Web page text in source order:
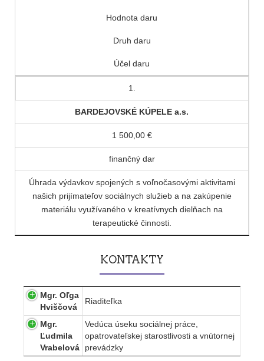
Hodnota daru
Druh daru
Účel daru
1.
BARDEJOVSKÉ KÚPELE a.s.
1 500,00 €
finančný dar
Úhrada výdavkov spojených s voľnočasovými aktivitami
našich prijímateľov sociálnych služieb a na zakúpenie
materiálu využívaného v kreatívnych dielňach na
terapeutické činnosti.
KONTAKTY
Mgr. Oľga
Hviščová
Riaditeľka
Mgr.
Ľudmila
Vrabelová
Vedúca úseku sociálnej práce,
opatrovateľskej starostlivosti a vnútornej
prevádzky